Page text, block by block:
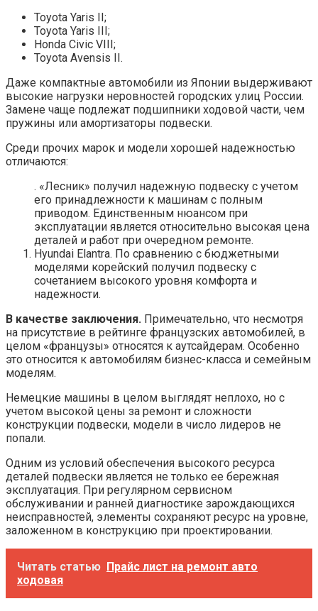
Toyota Yaris II;
Toyota Yaris III;
Honda Civic VIII;
Toyota Avensis II.
Даже компактные автомобили из Японии выдерживают
высокие нагрузки неровностей городских улиц России.
Замене чаще подлежат подшипники ходовой части, чем
пружины или амортизаторы подвески.
Среди прочих марок и модели хорошей надежностью
отличаются:
. «Лесник» получил надежную подвеску с учетом
его принадлежности к машинам с полным
приводом. Единственным нюансом при
эксплуатации является относительно высокая цена
деталей и работ при очередном ремонте.
Hyundai Elantra. По сравнению с бюджетными
моделями корейский получил подвеску с
сочетанием высокого уровня комфорта и
надежности.
В качестве заключения. Примечательно, что несмотря
на присутствие в рейтинге французских автомобилей, в
целом «французы» относятся к аутсайдерам. Особенно
это относится к автомобилям бизнес-класса и семейным
моделям.
Немецкие машины в целом выглядят неплохо, но с
учетом высокой цены за ремонт и сложности
конструкции подвески, модели в число лидеров не
попали.
Одним из условий обеспечения высокого ресурса
деталей подвески является не только ее бережная
эксплуатация. При регулярном сервисном
обслуживании и ранней диагностике зарождающихся
неисправностей, элементы сохраняют ресурс на уровне,
заложенном в конструкцию при проектировании.
Читать статью Прайс лист на ремонт авто
ходовая